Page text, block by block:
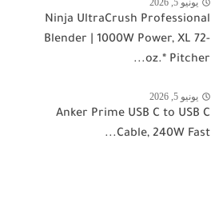
Ninja UltraCrush Professional
Blender | 1000W Power, XL 72-
oz.* Pitcher...
يونيو 5, 2026
Anker Prime USB C to USB C
Cable, 240W Fast...